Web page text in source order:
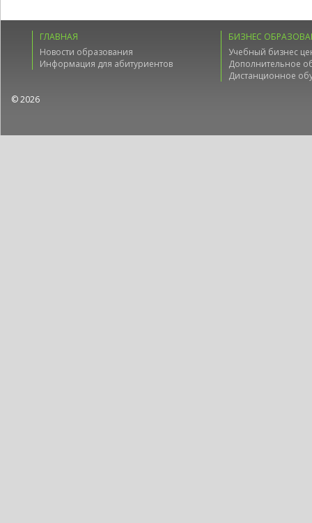
ГЛАВНАЯ
Новости образования
Информация для абитуриентов
БИЗНЕС
Учебный бизнес
Дополнительное
Дистанционное
© 2026